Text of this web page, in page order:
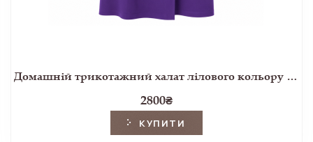
Домашній трикотажний халат лілового кольору з фланелевим оздобленням
2800₴
КУПИТИ